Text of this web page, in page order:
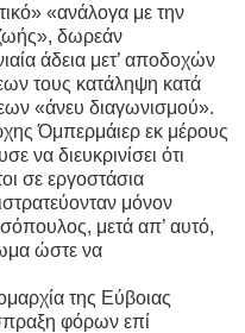
«ανάλογα με την
ζωής», δωρεάν
άδεια μετ’ αποδοχών
τους κατάληψη κατά
«άνευ διαγωνισμού».
Όμπερμάιερ εκ μέρους
να διευκρινίσει ότι
σε εργοστάσια
μόνον
μετά απ’ αυτό,
ώστε να
της Εύβοιας
φόρων επί